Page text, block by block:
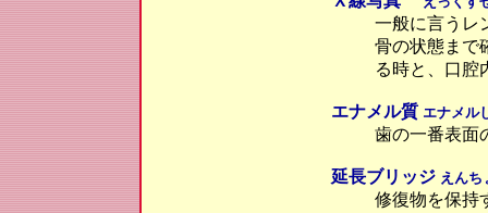
一般に言うレ
骨の状態まで
る時と、口腔
エナメル質 エナメル
歯の一番表面
延長ブリッジ えんち
修復物を保持